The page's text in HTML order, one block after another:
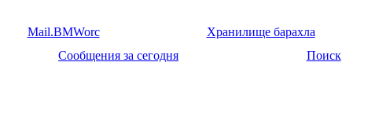
Mail.BMWorc
Хранилище барахла
Сообщения за сегодня Поиск